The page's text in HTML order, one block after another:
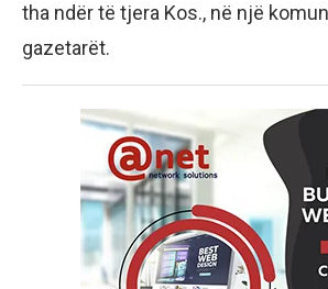
tha ndër të tjera Kos., në një
gazetarët.